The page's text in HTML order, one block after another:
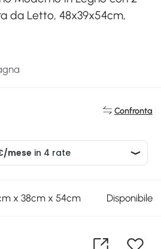
da Letto, 48x39x54cm,
Confronta
x 38cm x 54cm Disponibile